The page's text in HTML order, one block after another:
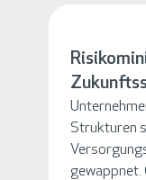
Strukturen
gewappnet.